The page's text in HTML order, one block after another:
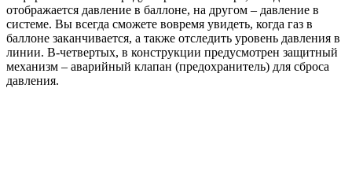
отображается давление в баллоне, на другом – давление в
системе. Вы всегда сможете вовремя увидеть, когда газ в
баллоне заканчивается, а также отследить уровень давления в
линии. В-четвертых, в конструкции предусмотрен защитный
механизм – аварийный клапан (предохранитель) для сброса
давления.